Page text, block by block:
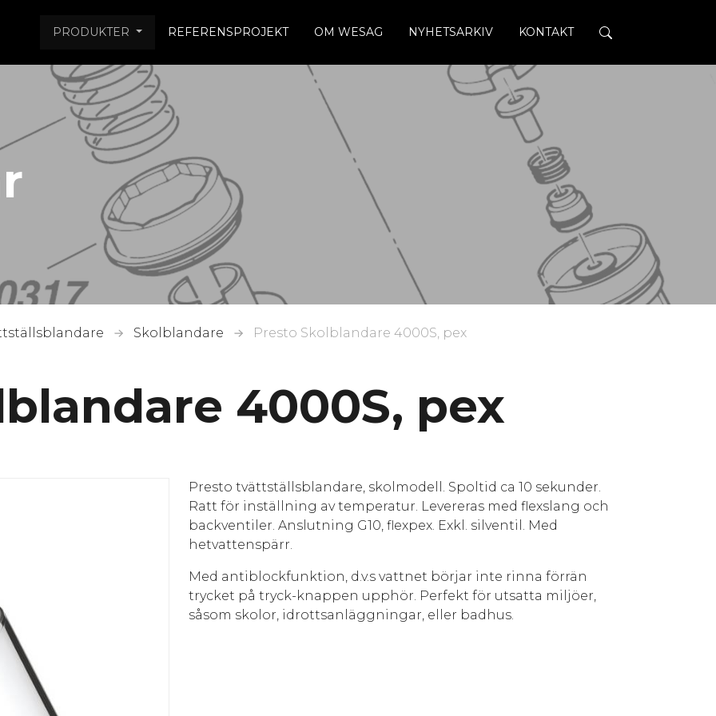
PRODUKTER REFERENSPROJEKT OM WESAG NYHETSARKIV KONTAKT
Skolblandare Presto Skolblandare 4000S, pex
4000S, pex
Presto tvättställsblandare, skolmodell. Spoltid ca 10 sekunder.
Ratt för inställning av temperatur. Levereras med flexslang och
backventiler. Anslutning G10, flexpex. Exkl. silventil. Med
hetvattenspärr.
Med antiblockfunktion, d.v.s vattnet börjar inte rinna förrän
trycket på tryck-knappen upphör. Perfekt för utsatta miljöer,
såsom skolor, idrottsanläggningar, eller badhus.